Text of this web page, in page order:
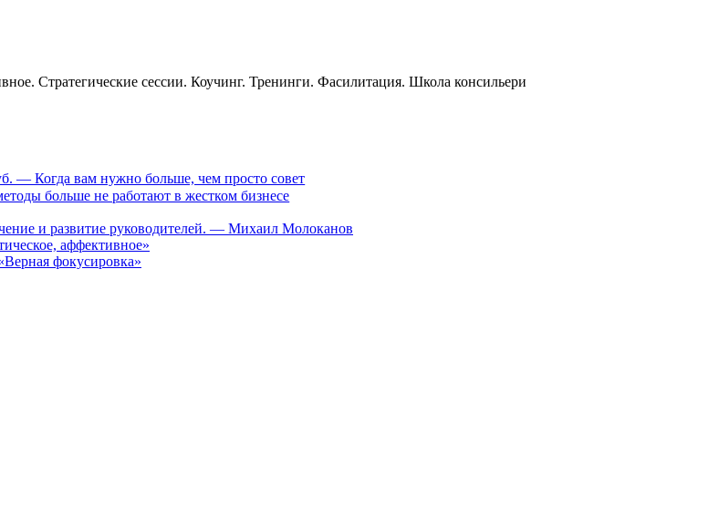
Стратегические сессии. Коучинг. Тренинги. Фасилитация. Школа консильери
— Когда вам нужно больше, чем просто совет
больше не работают в жестком бизнесе
и развитие руководителей. — Михаил Молоканов
аффективное»
фокусировка»